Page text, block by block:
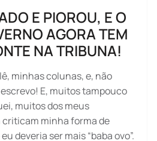
E PIOROU, E O
AGORA TEM
NA TRIBUNA!
minhas colunas, e, não
E, muitos tampouco
muitos dos meus
minha forma de
deveria ser mais “baba ovo”.